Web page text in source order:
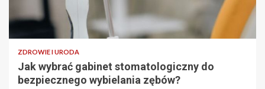
ZDROWIE I URODA
Jak wybrać gabinet stomatologiczny do
bezpiecznego wybielania zębów?